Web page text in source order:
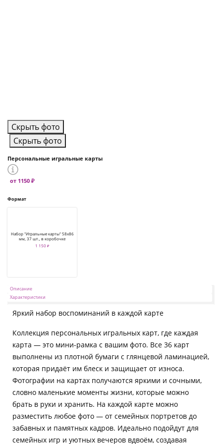
Скрыть фото
Скрыть фото
Персональные игральные карты
от 1150 ₽
Формат
Набор "Игральные карты" 58х86
мм, 37 шт., в коробочке
1 150 ₽
Описание
Характеристики
Яркий набор воспоминаний в каждой карте
Коллекция персональных игральных карт, где каждая
карта — это мини-рамка с вашим фото. Все 36 карт
выполнены из плотной бумаги с глянцевой ламинацией,
которая придаёт им блеск и защищает от износа.
Фотографии на картах получаются яркими и сочными,
словно маленькие моменты жизни, которые можно
брать в руки и хранить. На каждой карте можно
разместить любое фото — от семейных портретов до
забавных и памятных кадров. Идеально подойдут для
семейных игр и уютных вечеров вдвоём, создавая